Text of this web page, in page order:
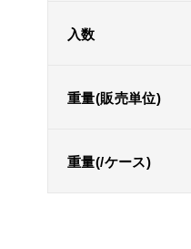
入数
重量(販売単位)
重量(/ケース)